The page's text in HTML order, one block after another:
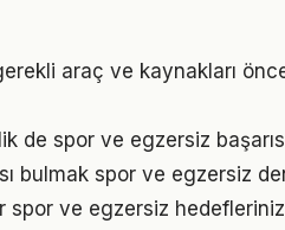
araç ve kaynakları
de spor ve egzersiz
bulmak spor ve egzersiz
ve egzersiz